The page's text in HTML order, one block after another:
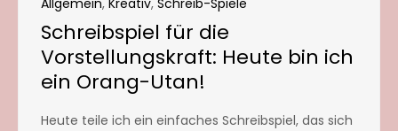
Allgemein, Kreativ, Schreib-Spiele
Schreibspiel für die
Vorstellungskraft: Heute bin ich
ein Orang-Utan!
Heute teile ich ein einfaches Schreibspiel, das sich